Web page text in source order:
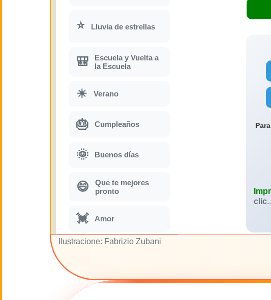
⭐ Lluvia de estrellas
🎒
Escuela y Vuelta a
la Escuela
☀ Verano
🎂 Cumpleaños
🌞 Buenos días
😄
Que te mejores
pronto
💓 Amor
🎵
Parodias
clic
Ilustracione: Fabrizio Zubani